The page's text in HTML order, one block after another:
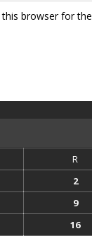
browser for
R
2
9
16